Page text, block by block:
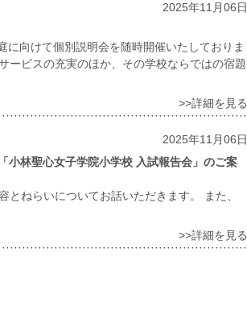
2025年11月06日
に向けて個別説明会を随時開催いたしておりま
ービスの充実のほか、その学校ならではの宿題
>>詳細を見る
2025年11月06日
小林聖心女子学院小学校 入試報告会」のご案
ねらいについてお話いただきます。 また、
>>詳細を見る